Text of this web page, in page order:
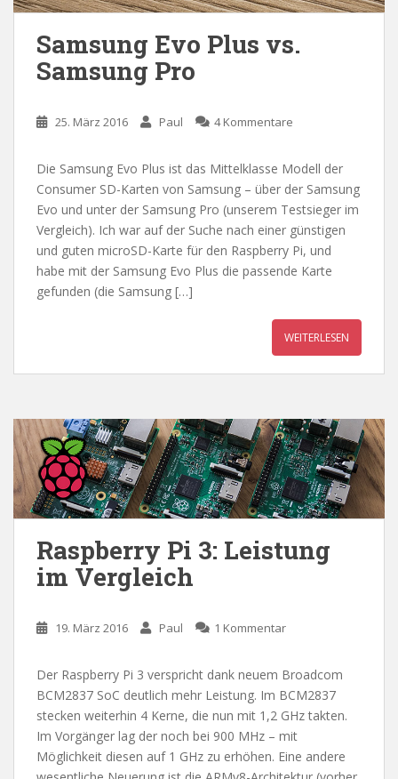
Samsung Evo Plus vs.
Samsung Pro
25. März 2016 Paul 4 Kommentare
Die Samsung Evo Plus ist das Mittelklasse Modell der
Consumer SD-Karten von Samsung – über der Samsung
Evo und unter der Samsung Pro (unserem Testsieger im
Vergleich). Ich war auf der Suche nach einer günstigen
und guten microSD-Karte für den Raspberry Pi, und
habe mit der Samsung Evo Plus die passende Karte
gefunden (die Samsung […]
WEITERLESEN
Raspberry Pi 3: Leistung
im Vergleich
19. März 2016 Paul 1 Kommentar
Der Raspberry Pi 3 verspricht dank neuem Broadcom
BCM2837 SoC deutlich mehr Leistung. Im BCM2837
stecken weiterhin 4 Kerne, die nun mit 1,2 GHz takten.
Im Vorgänger lag der noch bei 900 MHz – mit
Möglichkeit diesen auf 1 GHz zu erhöhen. Eine andere